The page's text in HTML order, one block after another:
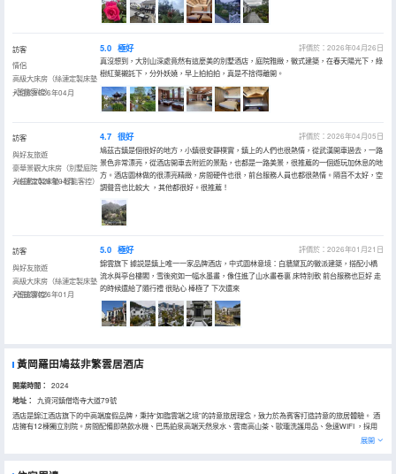
訪客
情侶
高級大床房（絲漣定製床墊
+智能客控）
入住於2026年04月
5.0 極好
評價於：2026年04月26日
真沒想到，大別山深處竟然有這麼美的別墅酒店，庭院雅緻，徽式建築，在春天陽光下，綠
樹紅葉襯託下，分外妖嬈，早上拍拍拍，真是不捨得離開。
訪客
與好友旅遊
豪華景觀大床房（別墅庭院
+絲漣定製床墊+智能客控）
入住於2026年04月
4.7 很好
評價於：2026年04月05日
鳩茲古鎮是個很好的地方，小鎮很安靜樸實，鎮上的人們也很熱情，從武漢開車過去，一路
景色非常漂亮，從酒店開車去附近的景點，也都是一路美景，很推薦的一個遊玩加休息的地
方。酒店園林做的很漂亮精緻，房間硬件也很，前台服務人員也都很熱情。隔音不太好，空
調聲音也比較大 ，其他都很好。很推薦！
訪客
與好友旅遊
高級大床房（絲漣定製床墊
+智能客控）
入住於2026年01月
5.0 極好
評價於：2026年01月21日
錦雲旗下 據説是鎮上唯一一家品牌酒店，中式園林意境：白牆黛瓦的徽派建築，搭配小橋
流水與亭台樓閣，雪後宛如一幅水墨畫，像住進了山水畫卷裏 床特別軟 前台服務也巨好 走
的時候還給了隨行禮 很貼心 棒極了 下次還來
黃岡羅田鳩茲非繁雲居酒店
開業時間： 2024
地址：
九資河鎮僧塔寺大道79號
酒店是錦江酒店旗下的中高端度假品牌，秉持“如臨雲端之境”的詩意旅居理念，致力於為賓客打造詩意的旅居體驗。 酒
店擁有12棟獨立別院。房間配備即熱飲水機、巴馬鉑泉高端天然泉水、雲南高山茶、歐瓏洗護用品、急速WIFI ，採用
行業領先新風系統、絲漣床墊、裸眠布草，旨在為賓客提供非凡住宿體驗。 酒店室外景觀建設面積達11000多平方米。
展開